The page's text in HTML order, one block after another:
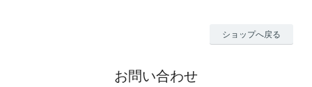
ショップへ戻る
お問い合わせ